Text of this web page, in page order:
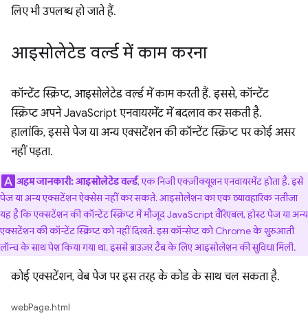
लिए भी उपलब्ध हो जाते हैं.
आइसोलेटेड वर्ल्ड में काम करना
कॉन्टेंट स्क्रिप्ट, आइसोलेटेड वर्ल्ड में काम करती हैं. इससे, कॉन्टेंट
स्क्रिप्ट अपने JavaScript एनवायरमेंट में बदलाव कर सकती है.
हालांकि, इससे पेज या अन्य एक्सटेंशन की कॉन्टेंट स्क्रिप्ट पर कोई असर
नहीं पड़ता.
अहम जानकारी:आइसोलेटेड वर्ल्ड, एक निजी एक्ज़ीक्यूशन एनवायरमेंट होता है. इसे
पेज या अन्य एक्सटेंशन ऐक्सेस नहीं कर सकते. आइसोलेशन का एक व्यावहारिक नतीजा
यह है कि एक्सटेंशन की कॉन्टेंट स्क्रिप्ट में मौजूद JavaScript वैरिएबल, होस्ट पेज या अन्य
एक्सटेंशन की कॉन्टेंट स्क्रिप्ट को नहीं दिखते. इस कॉन्सेप्ट को Chrome के शुरुआती
लॉन्च के साथ पेश किया गया था. इससे ब्राउज़र टैब के लिए आइसोलेशन की सुविधा मिली.
कोई एक्सटेंशन, वेब पेज पर इस तरह के कोड के साथ चल सकता है.
webPage.html